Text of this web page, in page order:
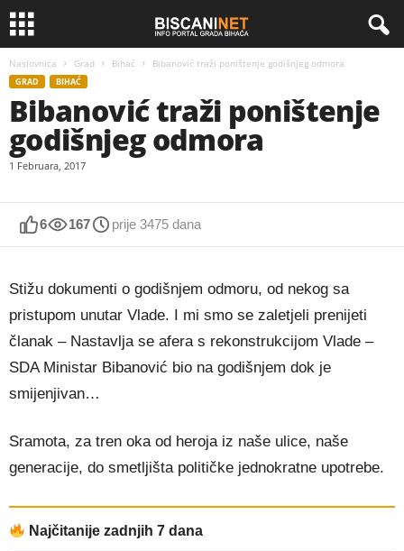
Naslovnica Grad Bihać Bibanović traži poništenje godišnjeg odmora
GRAD BIHAĆ
Bibanović traži poništenje
godišnjeg odmora
1 Februara, 2017
6 167 prije 3475 dana
Stižu dokumenti o godišnjem odmoru, od nekog sa
pristupom unutar Vlade. I mi smo se zaletjeli prenijeti
članak – Nastavlja se afera s rekonstrukcijom Vlade –
SDA Ministar Bibanović bio na godišnjem dok je
smijenjivan…
Sramota, za tren oka od heroja iz naše ulice, naše
generacije, do smetljišta političke jednokratne upotrebe.
Najčitanije zadnjih 7 dana